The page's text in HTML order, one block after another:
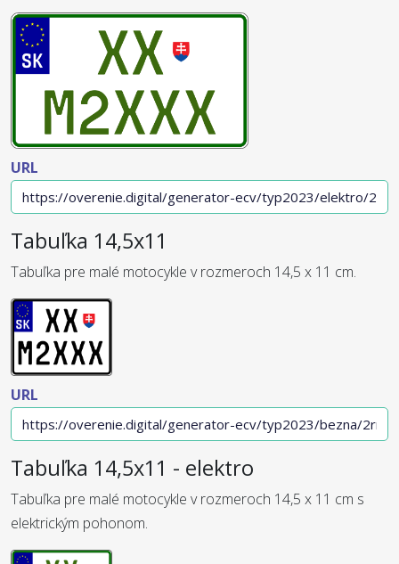
URL
Tabuľka 14,5x11
Tabuľka pre malé motocykle v rozmeroch 14,5 x 11 cm.
URL
Tabuľka 14,5x11 - elektro
Tabuľka pre malé motocykle v rozmeroch 14,5 x 11 cm s
elektrickým pohonom.